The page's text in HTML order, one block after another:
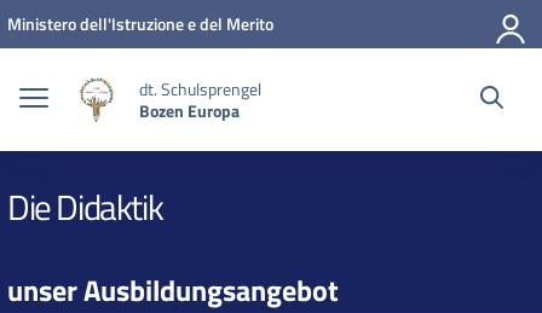
Zum Inhalt springen
Zum Navigationsmenü springen
Zur Fußzeile springen
Ministero dell'Istruzione e del Merito
dt. Schulsprengel
Bozen Europa
Die Didaktik
unser Ausbildungsangebot